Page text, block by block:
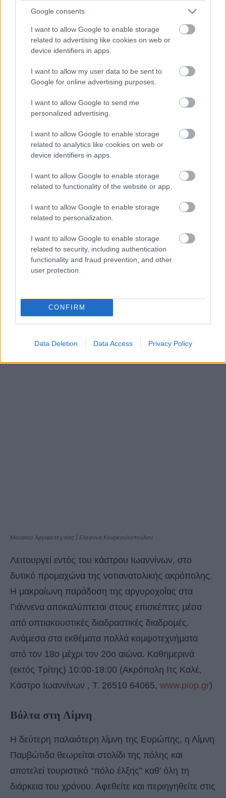
Google consents
I want to allow Google to enable storage
related to advertising like cookies on web or
device identifiers in apps.
I want to allow my user data to be sent to
Google for online advertising purposes.
I want to allow Google to send me
personalized advertising.
I want to allow Google to enable storage
related to analytics like cookies on web or
device identifiers in apps.
I want to allow Google to enable storage
related to functionality of the website or app.
I want to allow Google to enable storage
related to personalization.
I want to allow Google to enable storage
related to security, including authentication
functionality and fraud prevention, and other
user protection.
CONFIRM
Data Deletion Data Access Privacy Policy
Στη ΒΔ ακρόπολη, το Δημοτικό Εθνογραφικό
Στη ΒΑ Ακρόπολη το τζαμί του Ασλάν Πασά του
1618, και το μαυσωλείο, όπου πιστεύεται ότι
τοποθετήθηκε η σορός του Ασλάν Πασά του Α’.
Οι υπόγειες φυλακές του Αλή, στη ΒΑ Ακρόπολη
Το Βυζαντινό Μουσείο στο Ιτς Καλέ, στη ΝΑ
Το Φετιχιέ Τζαμί με τον περίτεχνο μιναρέ του, στη
ΒΔ πλευρά του οποίου σώζεται ο οικογενειακός
τάφος του Αλή Πασά .
Τον πύργο Βοημούνδου που ανεγέρθηκε το
1082 στο πλαίσιο της βυζαντινής οχύρωσης.
Μουσείο Αργυροτεχνίας
Μουσείο Αργυροτεχνίας | Ελεάννα Κουρκουλοπούλου
Λειτουργεί εντός του κάστρου Ιωαννίνων, στο
δυτικό προµαχώνα της νοτιανατολικής ακρόπολης.
Η µακραίωνη παράδοση της αργυροχοΐας στα
Γιάννενα αποκαλύπτεται στους επισκέπτες µέσα
από οπτιακουστικές διαδραστικές διαδροµές.
Ανάµεσα στα εκθέµατα πολλά κοµψοτεχνήµατα
από τον 18ο µέχρι τον 20ο αιώνα. Καθηµερινά
(εκτός Τρίτης) 10:00-18:00 (Ακρόπολη Ιτς Καλέ,
Κάστρο Ιωαννίνων , Τ. 26510 64065, www.piop.gr)
Βόλτα στη Λίμνη
H δεύτερη παλαιότερη λίμνη της Ευρώπης, η Λίμνη
Παμβώτιδα θεωρείται στολίδι της πόλης και
αποτελεί τουριστικό “πόλο έλξης” καθ’ όλη τη
διάρκεια του χρόνου. Αφεθείτε και περιηγηθείτε στις